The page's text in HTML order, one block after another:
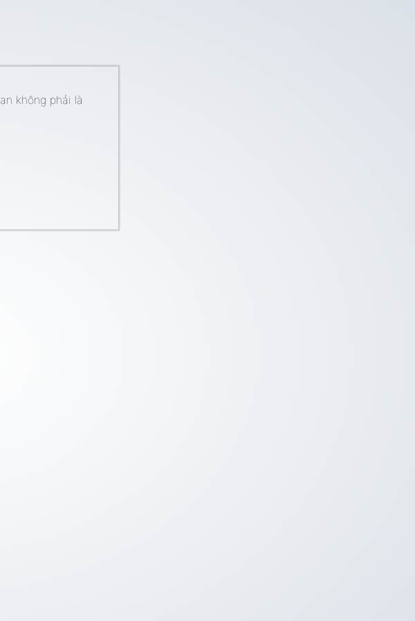
không phải là